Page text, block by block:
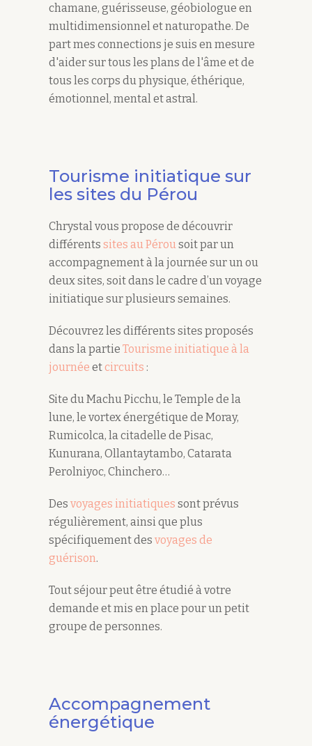
chamane, guérisseuse, géobiologue en
multidimensionnel et naturopathe. De
part mes connections je suis en mesure
d'aider sur tous les plans de l'âme et de
tous les corps du physique, éthérique,
émotionnel, mental et astral.
Tourisme initiatique sur
les sites du Pérou
Chrystal vous propose de découvrir
différents sites au Pérousoit par un
accompagnement à la journée sur un ou
deux sites, soit dans le cadre d’un voyage
initiatique sur plusieurs semaines.
Découvrez les différents sites proposés
dans la partie Tourisme initiatique à la
journée etcircuits :
Site du Machu Picchu, le Temple de la
lune, le vortex énergétique de Moray,
Rumicolca, la citadelle de Pisac,
Kunurana, Ollantaytambo, Catarata
Perolniyoc, Chinchero…
Des voyages initiatiques sont prévus
régulièrement, ainsi que plus
spécifiquement des voyages de
guérison.
Tout séjour peut être étudié à votre
demande et mis en place pour un petit
groupe de personnes.
Accompagnement
énergétique